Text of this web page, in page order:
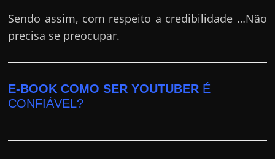
Sendo assim, com respeito a credibilidade …Não
precisa se preocupar.
E-BOOK COMO SER YOUTUBER É
CONFIÁVEL?